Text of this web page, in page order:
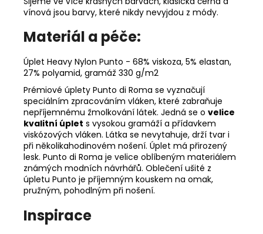
vínová jsou barvy, které nikdy nevyjdou z módy.
Materiál a péče:
Úplet Heavy Nylon Punto - 68% viskoza, 5% elastan,
27% polyamid, gramáž 330 g/m2
Prémiové úplety Punto di Roma se vyznačují
speciálním zpracováním vláken, které zabraňuje
nepříjemnému žmolkování látek. Jedná se o velice
kvalitní úplet s vysokou gramáží a přídavkem
viskózových vláken. Látka se nevytahuje, drží tvar i
při několikahodinovém nošení. Úplet má přirozený
lesk. Punto di Roma je velice oblíbeným materiálem
známých modních návrhářů. Oblečení ušité z
úpletu Punto je příjemným kouskem na omak,
pružným, pohodlným při nošení.
Inspirace